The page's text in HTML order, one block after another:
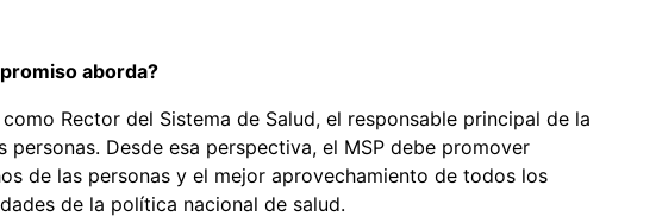
aborda?
Rector del Sistema de Salud, el responsable principal de la
Desde esa perspectiva, el MSP debe promover
de las personas y el mejor aprovechamiento de todos los
de la política nacional de salud.